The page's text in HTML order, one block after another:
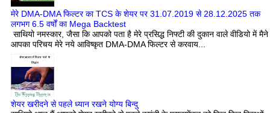
मेरे DMA-DMA फिल्टर का TCS के शेयर पर 31.07.2019 से 28.12.2025 तक
लगभग 6.5 वर्षों का Mega Backtest
साथियो नमस्कार, जैसा कि आपको पता है मेरे प्रसिद्ध निफ्टी की दुकान वाले वीडियो में मैने
आपका परिचय मेरे नये आविष्कृत DMA-DMA फिल्टर से करवाय...
शेयर खरीदने से पहले ध्यान रखने योग्य बिन्दु